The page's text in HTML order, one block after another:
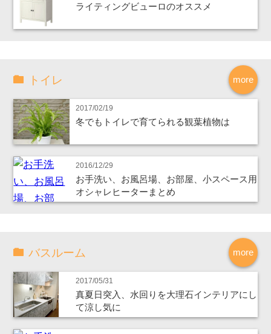
ライティングビューロのオススメ
more
トイレ
2017/02/19
冬でもトイレで育てられる観葉植物は
2016/12/29
お手洗い、お風呂場、お部屋、小スペース用
オシャレヒーターまとめ
more
バスルーム
2017/05/31
真夏日突入、水回りを大理石インテリアにし
て涼し気に